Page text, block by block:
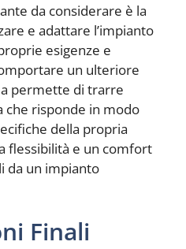
da considerare è la
e adattare l’impianto
esigenze e
un ulteriore
permette di trarre
che risponde in modo
della propria
flessibilità e un comfort
da un impianto
Finali